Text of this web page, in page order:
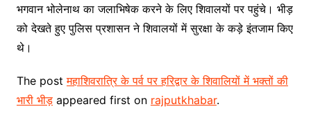
भगवान भोलेनाथ का जलाभिषेक करने के लिए शिवालयों पर पहुंचे। भीड़
को देखते हुए पुलिस प्रशासन ने शिवालयों में सुरक्षा के कड़े इंतजाम किए
थे।
The postमहाशिवरात्रि के पर्व पर हरिद्वार के शिवालियों में भक्तों की
भारी भीड़appeared first on rajputkhabar.